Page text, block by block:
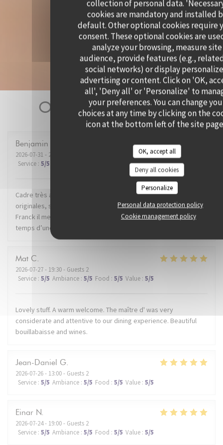
collection of personal data.
cookies are mandatory and installed
default. Other optional cookies require
consent. These optional cookies are
analyze your browsing, measure site
audience, provide features (e.g.,
social networks) or display
advertising or content. Click on 'OK,
all', 'Deny all' or 'Personalize' to
your preferences. You can change
choices at any time by clicking on the
icon at the bottom left of the site
OK, accept all
Deny all cookies
Personalize
Personal data protection policy
Cookie management policy
Our customer ratings
Benjamin
2026-07-31- 21:00 - Guests 2
Service : 5/5 Value:5/5
Cadre très agréable dans un super quartier de Lille. Recettes
originales, service impeccable. Mention spéciale au dénommé
Franck il me semble, qui nous a conseillé et servi avec brio le
temps d’une soirée. Je recommande.
Mat C
2026-07-27- 19:30 - Guests 2
Service : 5/5 Ambiance : 5/5 Food : 5/5 Value : 5/5
Lovely stuff. A warm welcome. The maître d' was very
considerate and attentive to our dining experience. Beautiful
bouillabaisse and wines.
Jean-Daniel G
2026-07-26- 13:00 - Guests 2
Service : 5/5 Ambiance : 5/5 Food : 5/5 Value : 5/5
Einar N
2026-07-24- 19:00 - Guests 2
Service : 5/5 Ambiance : 5/5 Food : 5/5 Value : 5/5